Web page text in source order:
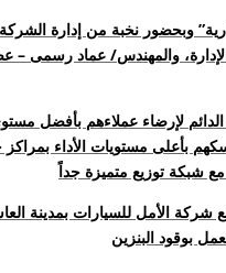
وبحضور نخبة من إدارة
والمهندس/ عماد رسمى –
لإرضاء عملاءهم بأفضل
مستويات الأداء بمراكز
الأمل للسيارات بمدينة
بوقود البنزين